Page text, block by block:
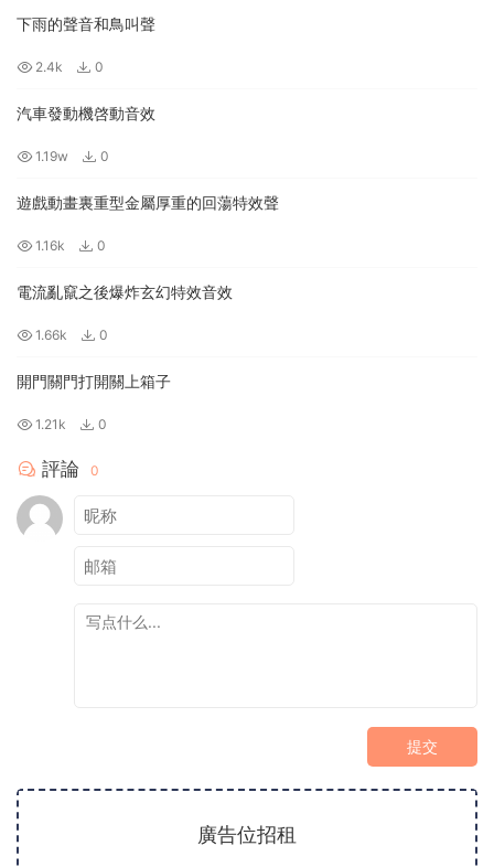
下雨的聲音和鳥叫聲
2.4k 0
汽車發動機啓動音效
1.19w 0
遊戲動畫裏重型金屬厚重的回蕩特效聲
1.16k 0
電流亂竄之後爆炸玄幻特效音效
1.66k 0
開門關門打開關上箱子
1.21k 0
評論 0
提交
廣告位招租